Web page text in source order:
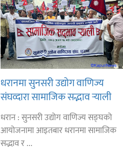
धरानमा सुनसरी उद्योग वाणिज्य
संघव्दारा सामाजिक सद्भाव र्‍याली
धरान : सुनसरी उद्योग वाणिज्य सङ्घको
आयोजनामा आइतबार धरानमा सामाजिक
सद्भाव र ...